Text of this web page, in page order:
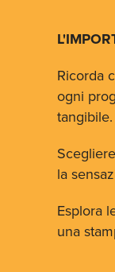
Ricorda
ogni
tangibile.
la
Esplora
una